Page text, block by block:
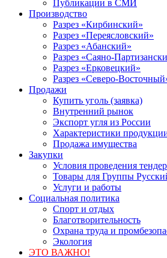
Публикации в СМИ
Производство
Разрез «Кирбинский»
Разрез «Переясловский»
Разрез «Абанский»
Разрез «Саяно-
Разрез «Ерковецкий»
Разрез «Северо-
Продажи
Купить уголь (заявка)
Внутренний рынок
Экспорт угля из России
Характеристики
Продажа имущества
Закупки
Условия проведения
Товары для Группы
Услуги и работы
Социальная политика
Спорт и отдых
Благотворительность
Охрана труда и
Экология
ЭТО ВАЖНО!